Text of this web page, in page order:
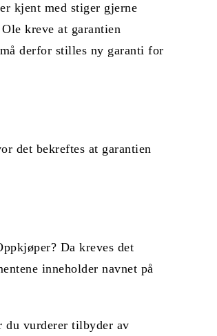
kjent med stiger gjerne
kreve at garantien
derfor stilles ny garanti for
det bekreftes at garantien
Da kreves det
inneholder navnet på
du vurderer tilbyder av